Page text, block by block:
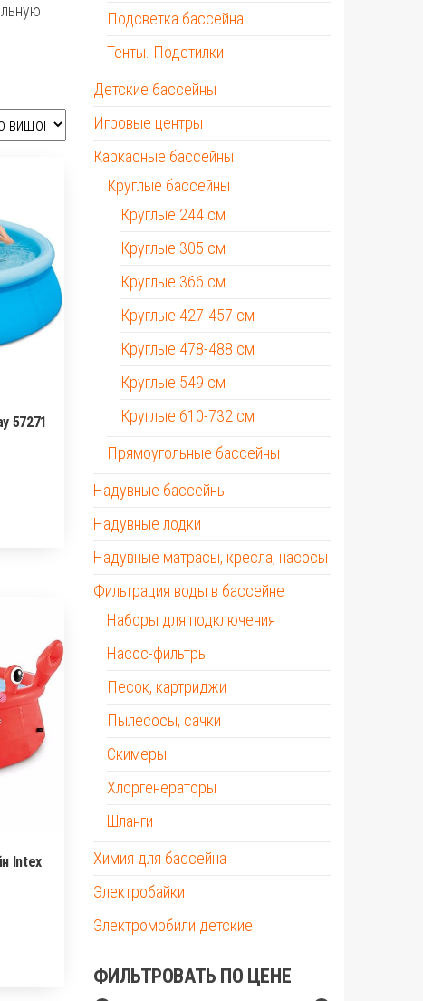
57271
Intex
Подсветка бассейна
Тенты. Подстилки
Детские бассейны
Игровые центры
Каркасные бассейны
Круглые бассейны
Круглые 244 см
Круглые 305 см
Круглые 366 см
Круглые 427-457 см
Круглые 478-488 см
Круглые 549 см
Круглые 610-732 см
Прямоугольные бассейны
Надувные бассейны
Надувные лодки
Надувные матрасы, кресла, насосы
Фильтрация воды в бассейне
Наборы для подключения
Насос-фильтры
Песок, картриджи
Пылесосы, сачки
Скимеры
Хлоргенераторы
Шланги
Химия для бассейна
Электробайки
Электромобили детские
ФИЛЬТРОВАТЬ ПО ЦЕНЕ